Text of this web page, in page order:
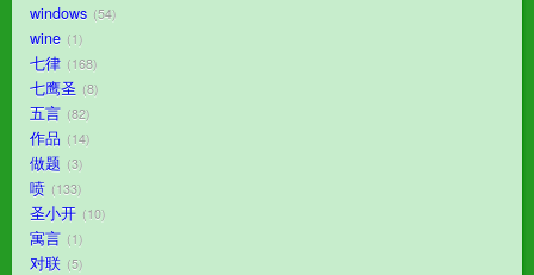
windows 54
wine 1
七律 168
七鹰圣 8
五言 82
作品 14
做题 3
喷 133
圣小开 10
寓言 1
对联 5